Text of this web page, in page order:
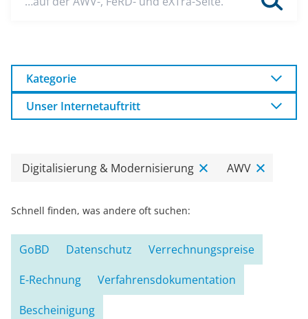
…auf der AWV-, FeRD- und eXTra-Seite.
Kategorie
Unser Internetauftritt
Digitalisierung & Modernisierung AWV
Schnell finden, was andere oft suchen:
GoBD Datenschutz
Verrechnungspreise
E-Rechnung
Verfahrensdokumentation
Bescheinigung